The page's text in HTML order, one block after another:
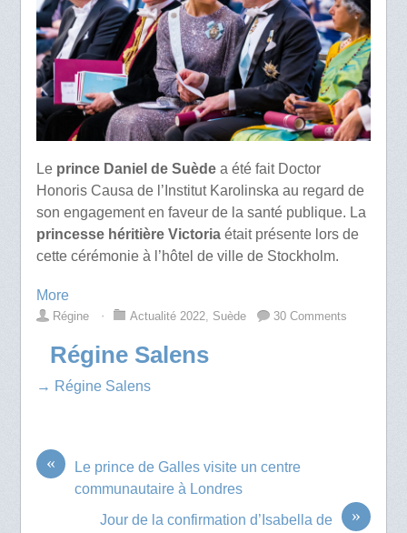
Le prince Daniel de Suèdea été fait Doctor
Honoris Causa de l’Institut Karolinska au regard de
son engagement en faveur de la santé publique. La
princesse héritière Victoriaétait présente lors de
cette cérémonie à l’hôtel de ville de Stockholm.
More
Régine ⋅ Actualité 2022, Suède 30 Comments
Régine Salens
→ Régine Salens
«
Le prince de Galles visite un centre
communautaire à Londres
»
Jour de la confirmation d’Isabella de